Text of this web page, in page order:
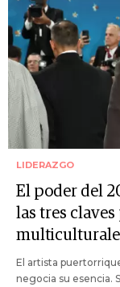
LIDERAZGO
El poder del
las tres
El artista
negocia su esencia.